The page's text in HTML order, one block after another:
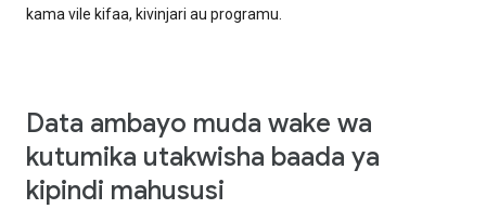
kama vile kifaa, kivinjari au programu.
Data ambayo muda wake wa
kutumika utakwisha baada ya
kipindi mahususi